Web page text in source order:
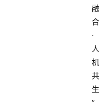
融
合
·
人
机
共
生
”